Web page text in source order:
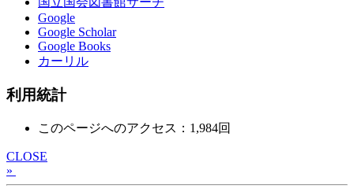
Google
Google Scholar
Google Books
カーリル
利用統計
このページへのアクセス：1,984回
CLOSE
»